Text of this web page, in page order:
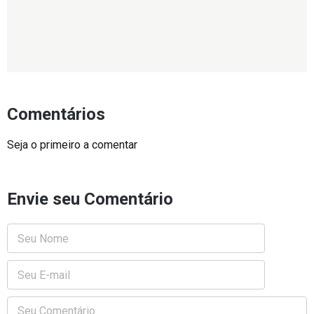
Comentários
Seja o primeiro a comentar
Envie seu Comentário